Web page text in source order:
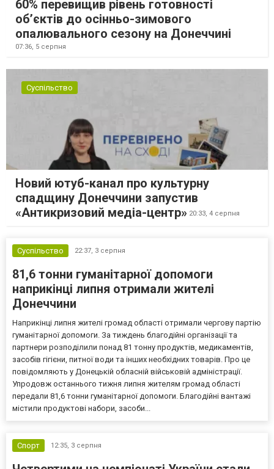
60% перевищив рівень готовності
об’єктів до осінньо-зимового
опалювального сезону на Донеччині
07:36, 5 серпня
Суспільство
Новий ютуб-канал про культурну
спадщину Донеччини запустив
«Антикризовий медіа-центр» 20:33, 4 серпня
Суспільство 22:37, 3 серпня
81,6 тонни гуманітарної допомоги
наприкінці липня отримали жителі
Донеччини
Наприкінці липня жителі громад області отримали чергову партію
гуманітарної допомоги. За тиждень благодійні організації та
партнери розподілили понад 81 тонну продуктів, медикаментів,
засобів гігієни, питної води та інших необхідних товарів. Про це
повідомляють у Донецькій обласній військовій адміністрації.
Упродовж останнього тижня липня жителям громад області
передали 81,6 тонни гуманітарної допомоги. Благодійні вантажі
містили продуктові набори, засоби...
Спорт 12:35, 3 серпня